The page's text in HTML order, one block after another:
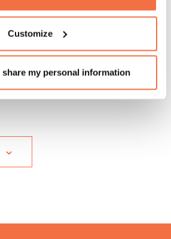
Customize
my personal information
。如需其他便利设施，如美国手语
语或其他语言翻译，请至少在活动开
至visitor@museumca.org
。